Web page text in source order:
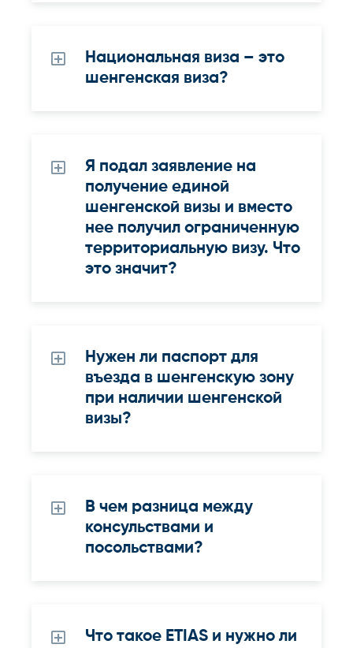
Национальная виза – это
шенгенская виза?
Я подал заявление на
получение единой
шенгенской визы и вместо
нее получил ограниченную
территориальную визу. Что
это значит?
Нужен ли паспорт для
въезда в шенгенскую зону
при наличии шенгенской
визы?
В чем разница между
консульствами и
посольствами?
Что такое ETIAS и нужно ли